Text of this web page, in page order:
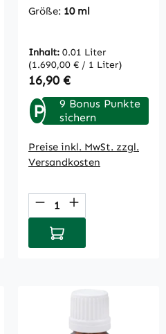
den gewünschten
Größe: 10 ml
Inhalt: 0.01 Liter
(1.690,00 € / 1 Liter)
Regulärer Preis:
16,90 €
P
9 Bonus Punkte
sichern
Preise inkl. MwSt. zzgl.
Versandkosten
Produkt Anzahl:
In den Warenkorb